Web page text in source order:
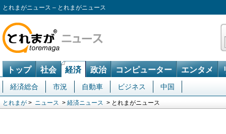
とれまがニュース – とれまがニュース
トップ 社会 経済 政治 コンピューター エンタメ
経済総合 市況 自動車 ビジネス 中国
とれまが > ニュース > 経済ニュース > とれまがニュース